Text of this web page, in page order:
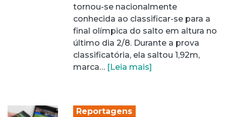
tornou-se nacionalmente
conhecida ao classificar-se para a
final olímpica do salto em altura no
último dia 2/8. Durante a prova
classificatória, ela saltou 1,92m,
marca… [Leia mais]
Reportagens